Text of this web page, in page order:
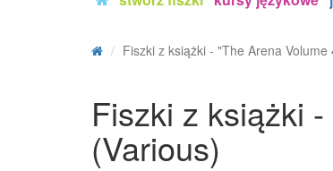
Fiszki z książki - "The Arena Volume
Fiszki z książki
(Various)